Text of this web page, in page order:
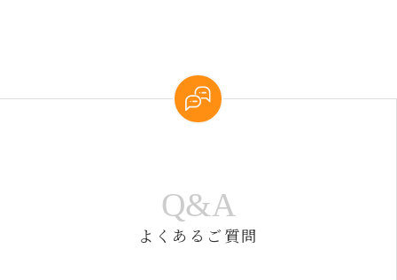
Q&A
よくあるご質問